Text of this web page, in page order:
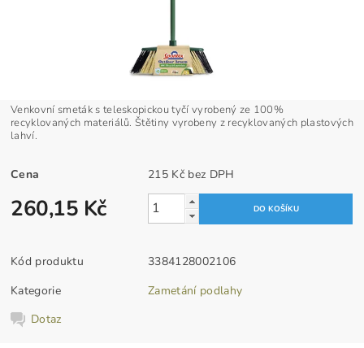
Venkovní smeták s teleskopickou tyčí vyrobený ze 100%
recyklovaných materiálů. Štětiny vyrobeny z recyklovaných plastových
lahví.
Cena 215 Kč bez DPH
260,15 Kč
Kód produktu
3384128002106
Kategorie
Zametání podlahy
Dotaz